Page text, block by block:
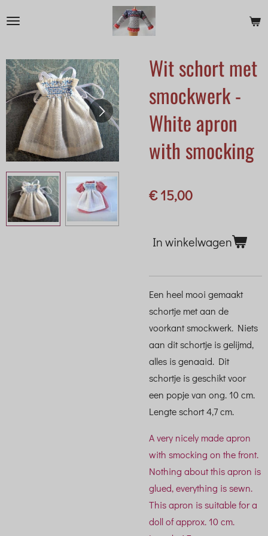
de
hoofdinhoud
Wit schort met
smockwerk -
White apron
with smocking
€ 15,00
In winkelwagen
Een heel mooi gemaakt
schortje met aan de
voorkant smockwerk. Niets
aan dit schortje is gelijmd,
alles is genaaid. Dit
schortje is geschikt voor
een popje van ong. 10 cm.
Lengte schort 4,7 cm.
A very nicely made apron
with smocking on the front.
Nothing about this apron is
glued, everything is sewn.
This apron is suitable for a
doll of approx. 10 cm.